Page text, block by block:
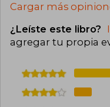
Cargar más
¿Leíste este libro?
agregar tu propia